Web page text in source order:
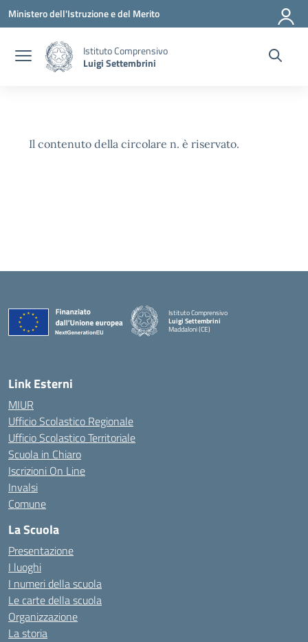
Vai ai contenuti
Vai al menu di navigazione
Vai al footer
Ministero dell'Istruzione e del Merito
Istituto Comprensivo
Luigi Settembrini
Il contenuto della circolare n. è riservato.
Istituto Comprensivo
Luigi Settembrini
Maddaloni (CE)
Link Esterni
MIUR
Ufficio Scolastico Regionale
Ufficio Scolastico Territoriale
Scuola in Chiaro
Iscrizioni On Line
Invalsi
Comune
La Scuola
Presentazione
I luoghi
I numeri della scuola
Le carte della scuola
Organizzazione
La storia